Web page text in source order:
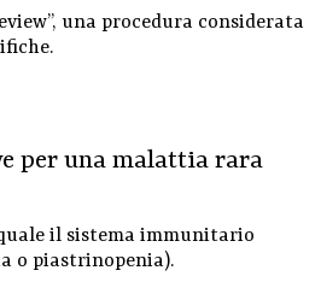
una procedura considerata
per una malattia rara
il sistema immunitario
o piastrinopenia).